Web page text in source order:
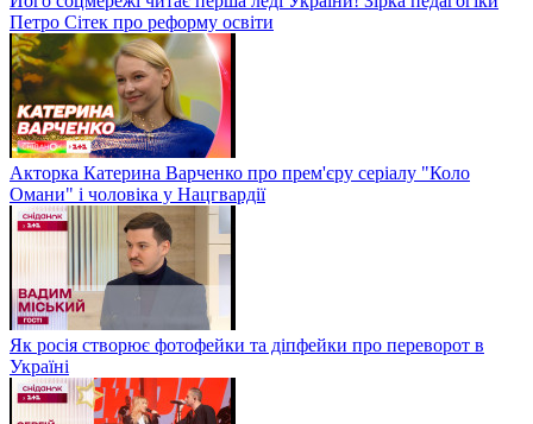
Петро Сітек про реформу освіти
Акторка Катерина Варченко про прем'єру серіалу "Коло
Омани" і чоловіка у Нацгвардії
Як росія створює фотофейки та діпфейки про переворот в
Україні